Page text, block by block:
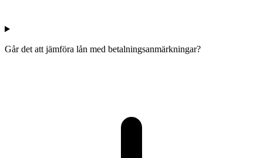
Går det att jämföra lån med betalningsanmärkningar?